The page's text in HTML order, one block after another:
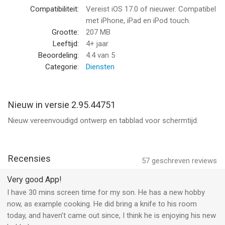
Beheren van contentfilters en beveiliging en privacy
• Beheer wat je kind online te zien krijgt: Stel ouderlijk toezicht
in voor Google-services zoals Chrome, Play, YouTube en
Zoeken. Met Family Link kun je onder meer ongepaste sites
blokkeren, goedkeuring vereisen voor nieuwe apps en rechten
voor apps en websites beheren.
(bijvoorbeeld als je kind het is vergeten), persoonlijke informatie
bewerken of zelfs het account verwijderen.*
zelf beheren.
Onderweg in contact blijven
• Zien waar ze zijn: Je wilt weten waar je gezinsleden zijn als ze
onderweg zijn. Met Family Link vind je al je kinderen op één
kaart (als ze hun apparaat bij zich hebben).
Compatibiliteit:
Vereist iOS 17.0 of nieuwer. Compatibel
met iPhone, iPad en iPod touch.
Grootte:
207 MB
Leeftijd:
4+ jaar
Beoordeling:
4.4van 5
Categorie:
Diensten
Nieuw in versie 2.95.44751
Nieuw vereenvoudigd ontwerp en tabblad voor schermtijd.
57 geschreven reviews
Recensies
Very good App!
I have 30 mins screen time for my son. He has a new hobby
now, as example cooking. He did bring a knife to his room
today, and haven’t came out since, I think he is enjoying his new